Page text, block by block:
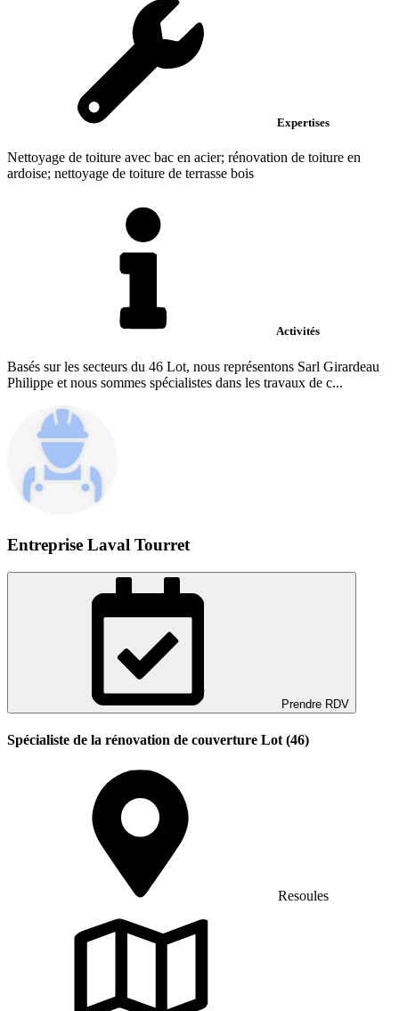
Expertises
Nettoyage de toiture avec bac en acier; rénovation de toiture en
ardoise; nettoyage de toiture de terrasse bois
Activités
Basés sur les secteurs du 46 Lot, nous représentons Sarl Girardeau
Philippe et nous sommes spécialistes dans les travaux de c...
Entreprise Laval Tourret
Prendre RDV
Spécialiste de la rénovation de couverture Lot (46)
Resoules